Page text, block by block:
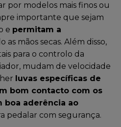
por modelos mais finos ou
importante que sejam
e permitam a
as mãos secas. Além disso,
para o controlo da
mudam de velocidade
luvas específicas de
bom contacto com os
boa aderência ao
pedalar com segurança.